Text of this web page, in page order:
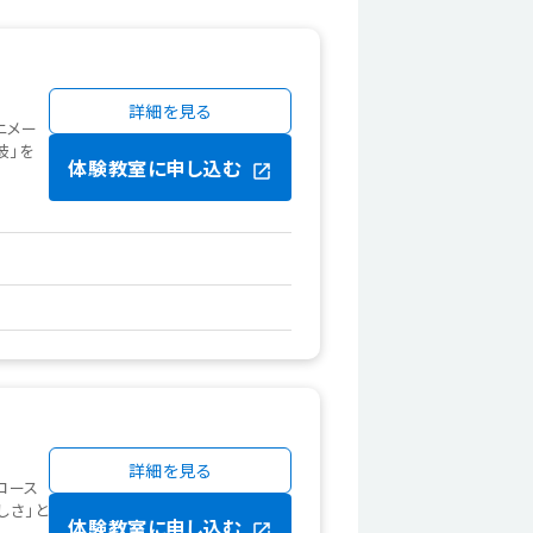
メー
」を
詳細を見る
体験教室に申し込む
ース
」と
詳細を見る
体験教室に申し込む